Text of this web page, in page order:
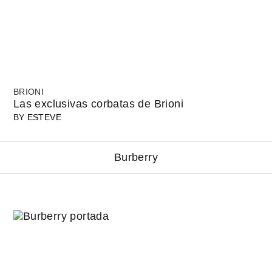
BRIONI
Las exclusivas corbatas de Brioni
BY ESTEVE
Burberry